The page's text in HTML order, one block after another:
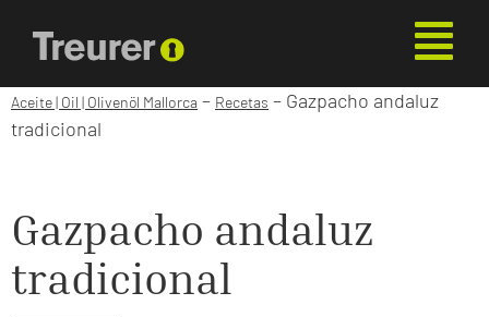
Aceite | Oil | Olivenöl Mallorca – Recetas – Gazpacho andaluz
tradicional
Gazpacho andaluz
tradicional